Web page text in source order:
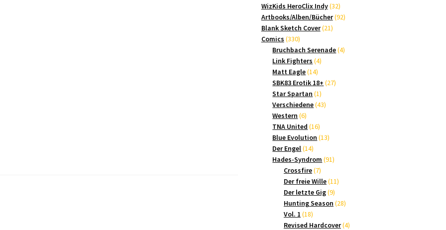
Produkte
WizKids HeroClix Indy 3232
Produkte
Artbooks/Alben/Bücher 9292
Blank Sketch Cover 2121
Comics 330330
Produkte
Bruchbach Serenade 44
Link Fighters 44
Matt Eagle 1414
Produkte
SBK83 Erotik 18+ 2727
Star Spartan 11
Produkt
Verschiedene 4343
Western 66
Produkte
TNA United 1616
Produkte
Blue Evolution 1313
Der Engel 1414
Produkte
Hades-Syndrom 9191
Crossfire 77
Produkte
Der freie Wille 1111
Der letzte Gig 99
Produkte
Hunting Season 2828
Vol. 1 1818
Produkte
Revised Hardcover 44